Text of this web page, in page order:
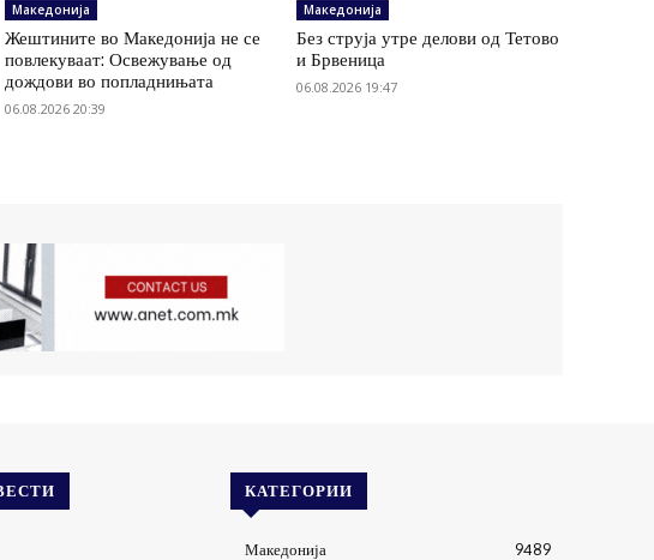
Македонија
Жештините во Македонија не се
повлекуваат: Освежување од
дождови во попладнињата
06.08.2026 20:39
Македонија
Без струја утре делови од Тетово
и Брвеница
06.08.2026 19:47
КАТЕГОРИИ
Македонија 9489